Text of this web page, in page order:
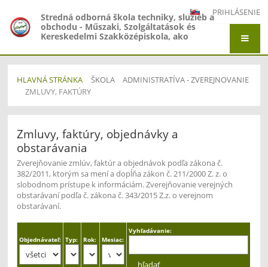
PRIHLÁSENIE
Stredná odborná škola techniky, služieb a
obchodu - Műszaki, Szolgáltatások és
Kereskedelmi Szakközépiskola, ako
Gimnázium, Gymnázium Jána Amosa
Komenského - Comenius Gimnázium a
Stredná odborná škola techniky, služieb a
obchodu - Műszaki, Szolgáltatások és
Kereskedelmi Szakközépiskola, Adyho 7,
Štúrovo
HLAVNÁ STRÁNKA ŠKOLA
ADMINISTRATÍVA - ZVEREJNOVANIE
ZMLUVY, FAKTÚRY
faktúry
Zmluvy, faktúry, objednávky a
obstarávania
Zverejňovanie zmlúv, faktúr a objednávok podľa zákona č.
382/2011, ktorým sa mení a dopĺňa zákon č. 211/2000 Z. z. o
slobodnom prístupe k informáciám. Zverejňovanie verejných
obstarávaní podľa č. zákona č. 343/2015 Z.z. o verejnom
obstarávaní.
Objednávateľ: Typ: Rok: Mesiac:
Vyhľadávanie: